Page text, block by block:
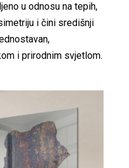
u odnosu na tepih,
i čini središnji
i prirodnim svjetlom.